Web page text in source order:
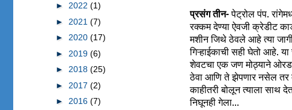
प्रसंग तीन-पेट्रोल पंप.
रक्कम देण्या ऐवजी क्रेडीट
मशीन जिथे ठेवले आहे त्या
गिऱ्हाईकाची सही घेतो आहे.
शेवटचा एक जण मोठ्याने
ठेवा आणि ते झेपणार नसेल तर
काहीतरी बोलून त्याला साथ
निघूनही गेला...
► 2022 (1)
► 2021 (7)
► 2020 (17)
► 2019 (6)
► 2018 (25)
► 2017 (2)
► 2016 (7)